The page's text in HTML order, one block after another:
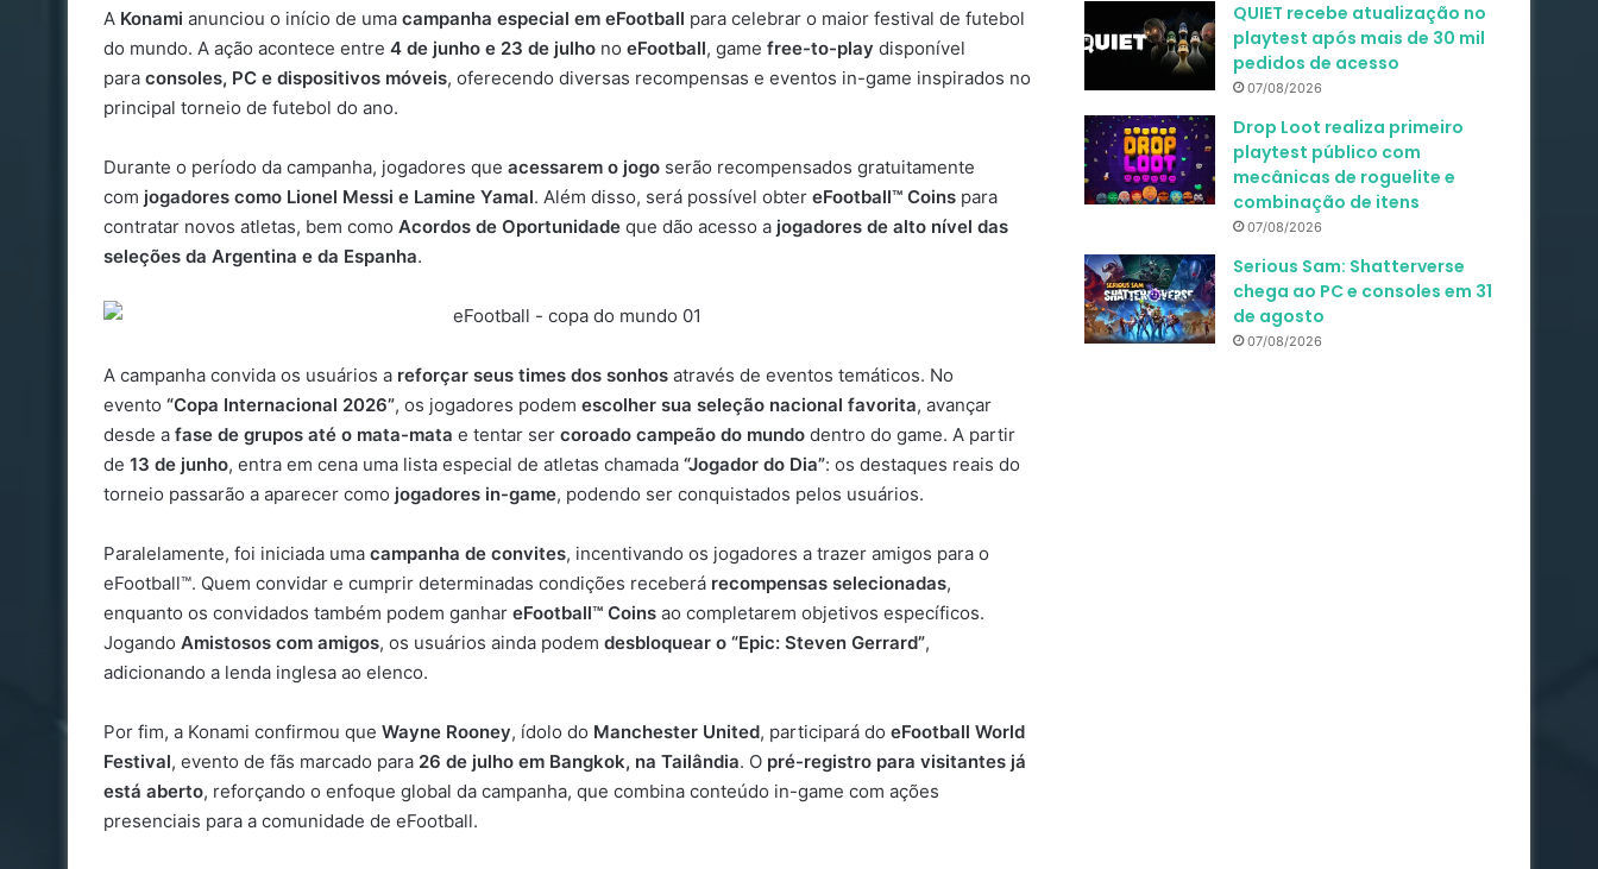
A Konami anunciou o início de uma campanha especial em eFootball para celebrar o maior festival de futebol
do mundo. A ação acontece entre 4 de junho e 23 de julho no eFootball, game free-to-play disponível
para consoles, PC e dispositivos móveis, oferecendo diversas recompensas e eventos in-game inspirados no
principal torneio de futebol do ano.
Durante o período da campanha, jogadores que acessarem o jogo serão recompensados gratuitamente
com jogadores como Lionel Messi e Lamine Yamal. Além disso, será possível obter eFootball™ Coins para
contratar novos atletas, bem como Acordos de Oportunidade que dão acesso a jogadores de alto nível das
seleções da Argentina e da Espanha.
A campanha convida os usuários a reforçar seus times dos sonhos através de eventos temáticos. No
evento “Copa Internacional 2026”, os jogadores podem escolher sua seleção nacional favorita, avançar
desde a fase de grupos até o mata-mata e tentar ser coroado campeão do mundo dentro do game. A partir
de 13 de junho, entra em cena uma lista especial de atletas chamada “Jogador do Dia”: os destaques reais do
torneio passarão a aparecer como jogadores in-game, podendo ser conquistados pelos usuários.
Paralelamente, foi iniciada uma campanha de convites, incentivando os jogadores a trazer amigos para o
eFootball™. Quem convidar e cumprir determinadas condições receberá recompensas selecionadas,
enquanto os convidados também podem ganhar eFootball™ Coins ao completarem objetivos específicos.
Jogando Amistosos com amigos, os usuários ainda podem desbloquear o “Epic: Steven Gerrard”,
adicionando a lenda inglesa ao elenco.
Por fim, a Konami confirmou que Wayne Rooney, ídolo do Manchester United, participará do eFootball World
Festival, evento de fãs marcado para 26 de julho em Bangkok, na Tailândia. O pré-registro para visitantes já
está aberto, reforçando o enfoque global da campanha, que combina conteúdo in-game com ações
presenciais para a comunidade de eFootball.
QUIET recebe atualização no
playtest após mais de 30 mil
pedidos de acesso
07/08/2026
Drop Loot realiza primeiro
playtest público com
mecânicas de roguelite e
combinação de itens
07/08/2026
Serious Sam: Shatterverse
chega ao PC e consoles em 31
de agosto
07/08/2026